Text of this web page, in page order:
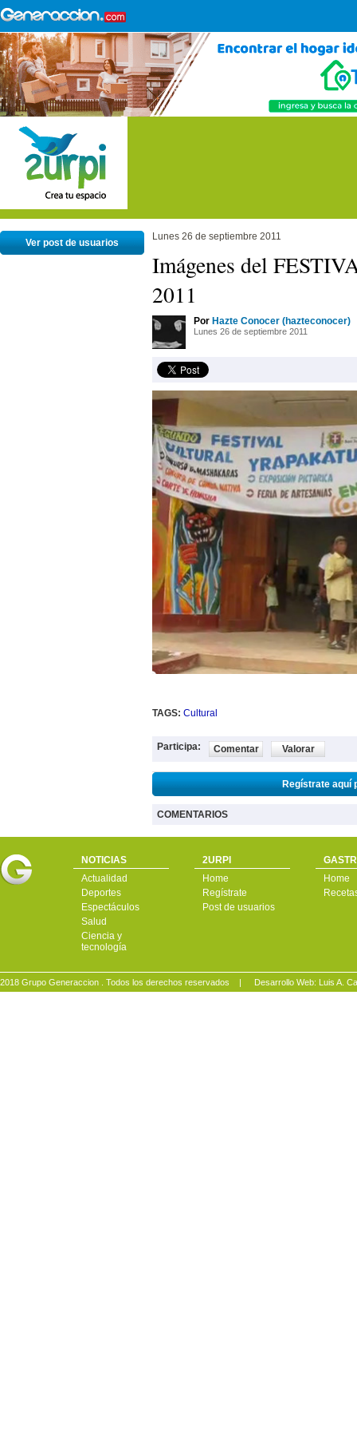
Ver post de usuarios
Lunes 26 de septiembre 2011
Imágenes del
2011
Por Hazte Conocer (hazteconocer)
Lunes 26 de septiembre 2011
TAGS: Cultural
Participa: Comentar Valorar
Regístrate aquí
COMENTARIOS
NOTICIAS
Actualidad
Deportes
Espectáculos
Salud
Ciencia y
tecnología
2URPI
Home
Regístrate
Post de usuarios
Home
2018 Grupo Generaccion . Todos los derechos reservados | Desarrollo Web: Luis